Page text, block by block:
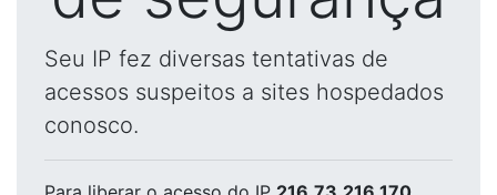
Seu IP fez diversas tentativas de
acessos suspeitos a sites hospedados
conosco.